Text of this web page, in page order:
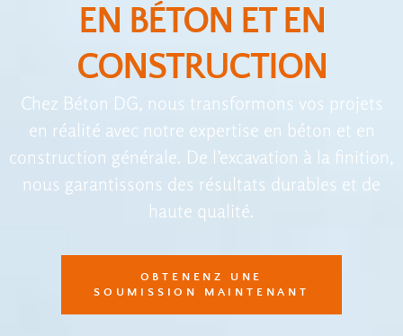
EN BÉTON ET EN
CONSTRUCTION
Chez Béton DG, nous transformons vos projets
en réalité avec notre expertise en béton et en
construction générale. De l’excavation à la finition,
nous garantissons des résultats durables et de
haute qualité.
OBTENENZ UNE
SOUMISSION MAINTENANT